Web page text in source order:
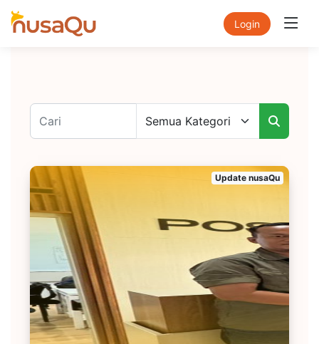
Login
Update nusaQu